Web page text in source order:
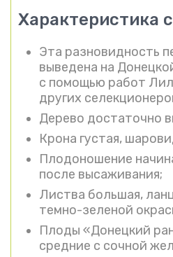
Характеристика
Эта разновидность
выведена на
с помощью работ
других
Дерево достаточно
Крона густая,
Плодоношение
после высаживания;
Листва большая,
темно-зеленой
Плоды «Донецкий
средние с сочной